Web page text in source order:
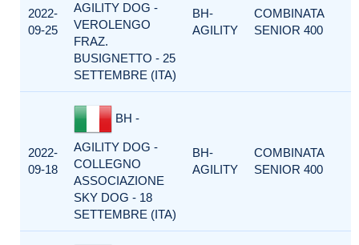
2022-
09-25
AGILITY DOG -
VEROLENGO
FRAZ.
BUSIGNETTO - 25
SETTEMBRE (ITA)
BH-
AGILITY
COMBINATA
SENIOR 400
2022-
09-18
BH -
AGILITY DOG -
COLLEGNO
ASSOCIAZIONE
SKY DOG - 18
SETTEMBRE (ITA)
BH-
AGILITY
COMBINATA
SENIOR 400